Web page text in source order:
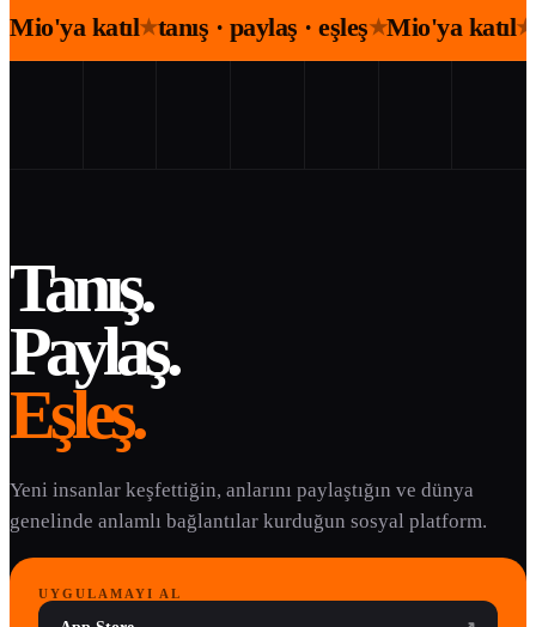
Mio'ya katıl★tanış · paylaş · eşleş★Mio'ya katıl★
Tanış.
Paylaş.
Eşleş.
Yeni insanlar keşfettiğin, anlarını paylaştığın ve dünya
genelinde anlamlı bağlantılar kurduğun sosyal platform.
UYGULAMAYI AL